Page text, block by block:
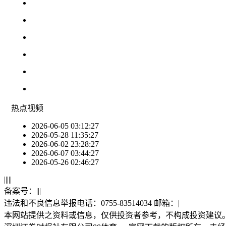
热点视频
2026-06-05 03:12:27
2026-05-28 11:35:27
2026-06-02 23:28:27
2026-06-07 03:44:27
2026-05-26 02:46:27
|||||
备案号： |||
违法和不良信息举报电话：0755-83514034 邮箱： |
本网站提供之资料或信息，仅供投资者参考，不构成投资建议